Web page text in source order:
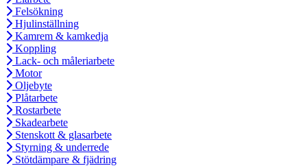
Felsökning
Hjulinställning
Kamrem & kamkedja
Koppling
Lack- och måleriarbete
Motor
Oljebyte
Plåtarbete
Rostarbete
Skadearbete
Stenskott & glasarbete
Styrning & underrede
Stötdämpare & fjädring